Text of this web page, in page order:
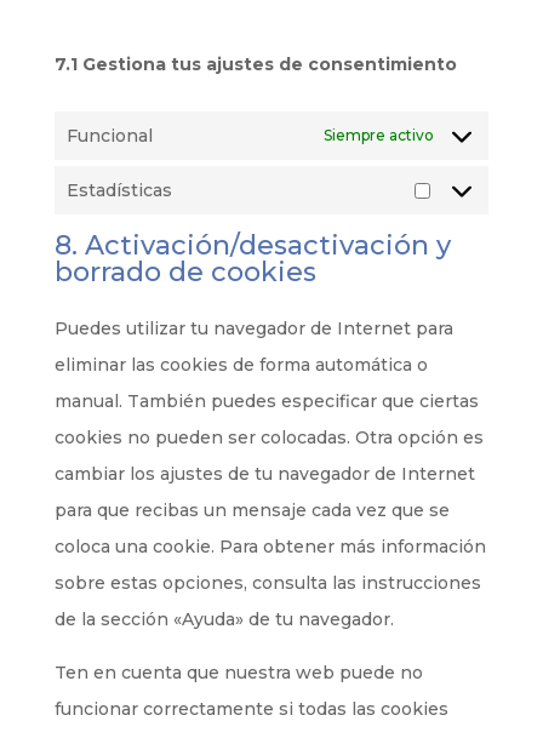
7.1 Gestiona tus ajustes de consentimiento
Funcional Siempre activo
Estadísticas
8. Activación/desactivación y
borrado de cookies
Puedes utilizar tu navegador de Internet para
eliminar las cookies de forma automática o
manual. También puedes especificar que ciertas
cookies no pueden ser colocadas. Otra opción es
cambiar los ajustes de tu navegador de Internet
para que recibas un mensaje cada vez que se
coloca una cookie. Para obtener más información
sobre estas opciones, consulta las instrucciones
de la sección «Ayuda» de tu navegador.
Ten en cuenta que nuestra web puede no
funcionar correctamente si todas las cookies